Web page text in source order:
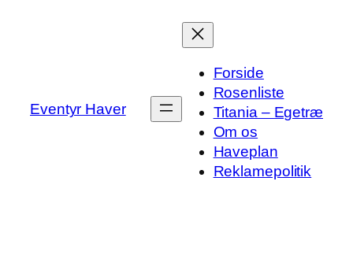
Eventyr Haver
Forside
Rosenliste
Titania – Egetræ
Om os
Haveplan
Reklamepolitik